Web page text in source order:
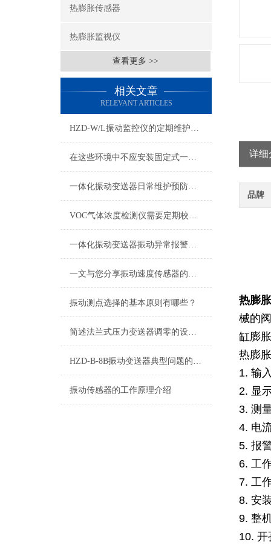
热膨胀传感器
热膨胀监视仪
查看更多 >>
相关文章
RELEVANT ARTICLES
HZD-W/L振动监控仪的定期维护保养制度介绍
在这些环境中不应安装固定式一氧化碳浓度报警器
一体化振动变送器日常维护预防工作
VOC气体浓度检测仪需要定期校准的原因分析
一体化振动变送器振动异常报警与预警设置技术指南
一文与您分享振动速度传感器的安装步骤
振动测点选择的基本原则有哪些？
简述法兰式压力变送器调零的设置方法
HZD-B-8B振动变送器典型问题的快速诊断与应对策略分享
振动传感器的工作原理介绍
详细
品牌
热膨
械的
缸膨
热膨
1. 输
2. 显
3. 测
4. 电
5. 报
6. 工
7. 工
8. 安
9. 整
10.